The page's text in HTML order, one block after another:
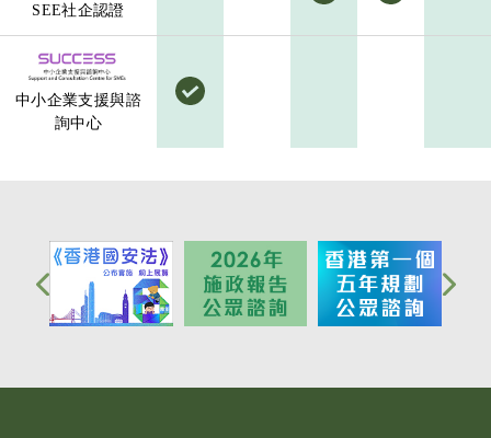
SEE社企認證
中小企業支援與諮
詢中心